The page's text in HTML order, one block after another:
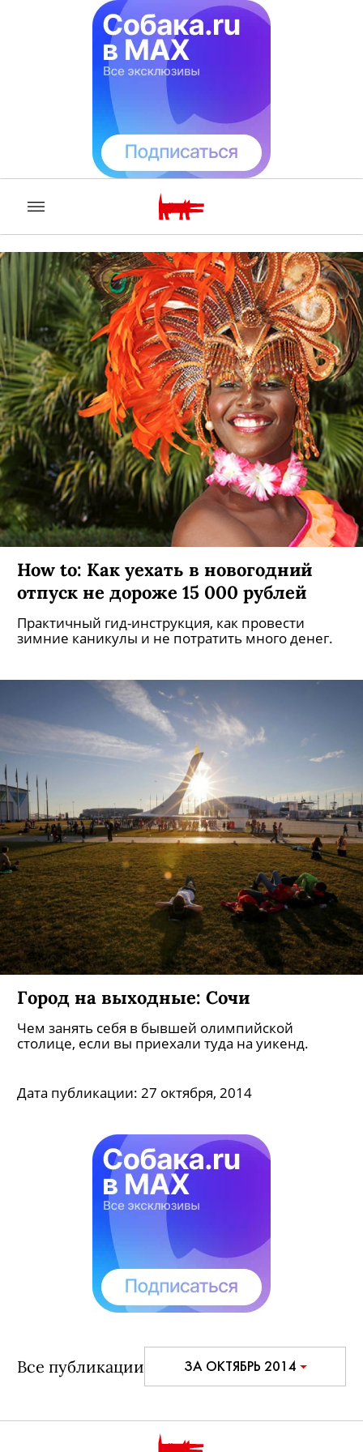
How to: Как уехать в новогодний
отпуск не дороже 15 000 рублей
Практичный гид-инструкция, как провести
зимние каникулы и не потратить много денег.
Город на выходные: Сочи
Чем занять себя в бывшей олимпийской
столице, если вы приехали туда на уикенд.
Дата публикации: 27 октября, 2014
Все публикации ЗА ОКТЯБРЬ 2014